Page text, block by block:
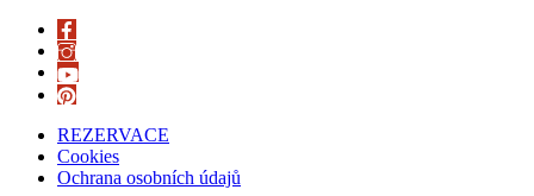
REZERVACE
Cookies
Ochrana osobních údajů